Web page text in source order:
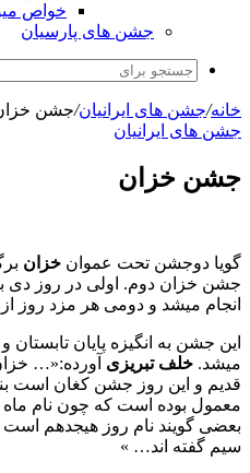
خواص
جشن های پارسیان
خانه/جشن های ایرانیان/جشن
جشن های ایرانیان
جشن خزان
گویا دوجشن تحت عموان خزان
جشن خزان دوم. اولی در روز دی
انجام میشد و دومی هر مزد روز
این جشن به انگیزه پایان تابستان
میشد. خلف تبریزی آورده:«…
قدیم و این روز جشن کغان است
معمول بوده است که چون نام ماه
بعضی گویند نام روز هیجدهم
سیم گفته اند… »